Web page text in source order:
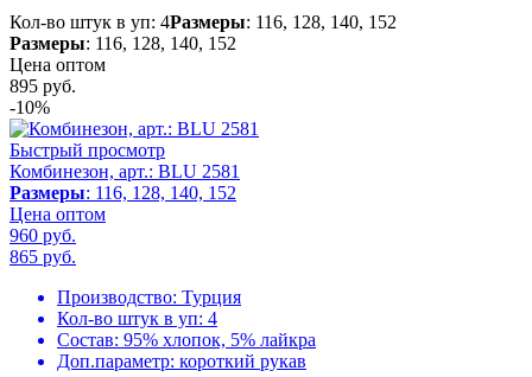
Кол-во штук в уп: 4Размеры: 116, 128, 140, 152
Размеры: 116, 128, 140, 152
Цена оптом
895 руб.
-10%
Быстрый просмотр
Комбинезон, арт.: BLU 2581
Размеры: 116, 128, 140, 152
Цена оптом
960 руб.
865 руб.
Производство: Турция
Кол-во штук в уп: 4
Состав: 95% хлопок, 5% лайкра
Доп.параметр: короткий рукав